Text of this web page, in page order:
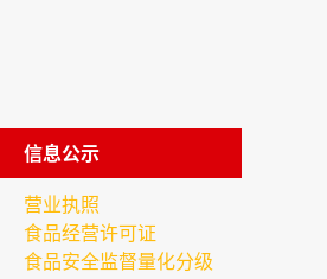
信息公示
营业执照
食品经营许可证
食品安全监督量化分级